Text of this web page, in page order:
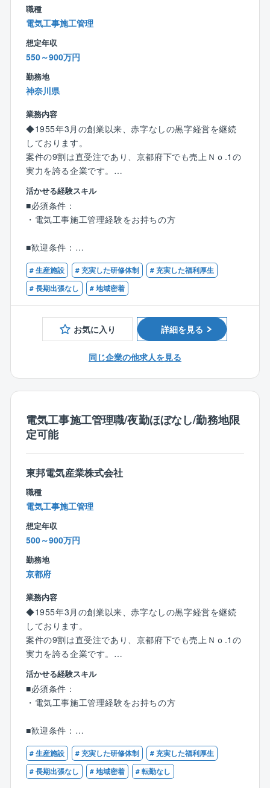
◎非常用発電機工事
◎コージェネレーション設備工事
【働き方について】
◎出張は近隣エリアに行くことはありますが、現状出
張している人の方が少ないです。
ョンを設けるなど、施工管理の負担を減らすための施
策を積極的に取り入れています。
職種
電気工事施工管理
想定年収
550～900万円
勤務地
神奈川県
業務内容
◆1955年3月の創業以来、赤字なしの黒字経営を継続
しております。
案件の9割は直受注であり、京都府下でも売上Ｎｏ.1の
実力を誇る企業です。
【業務内容】
同社と長年お取引のある大手メーカー様の工場にて、
小規模～大規模の施工管理（電気）業務をお任せしま
【業務詳細】
配属当初は先輩社員につきながら業務を学んでいただ
き、その後に下記の業務を徐々にお任せしていきま
す。
■建物内部での業務
・高圧幹線工事
・生産設備のための電気工事
・照明工事・放送設備工事・自動火災報知設備
・ネットワーク工事・セキュリティ工事など
・受電設備工事
・変電設備工事
・再生可能エネルギー設備工事など
【働き方について】
張している人の方が少ないです。
・残業時間を減らすために建設ディレクターのポジシ
ョンを設けるなど、施工管理の負担を減らすための施
策を積極的に取り入れています。
【定年制度について】
選択定年制65歳
60歳～65歳の間で定年のご年齢を選択できます。
また、働く意欲がある方に関しては、相談のうえ65歳
を超えてもご就業いただいている方もいらっしゃいま
す。
同社には、現在70代でご活躍されている方もいます。
活かせる経験スキル
■必須条件：
・電気工事施工管理経験をお持ちの方
■歓迎条件：
・第一種・第二種電気工事士の有資格者
・電気工事施工管理技士１級もしくは２級の有資格者
# 生産施設 # 充実した研修体制
# 充実した福利厚生
# 長期出張なし
# 地域密着
お気に入り 詳細を見る
同じ企業の他求人を見る
電気工事施工管理職/夜勤ほぼなし/勤務地限
定可能
東邦電気産業株式会社
職種
電気工事施工管理
想定年収
500～900万円
勤務地
京都府
業務内容
◆1955年3月の創業以来、赤字なしの黒字経営を継続
しております。
案件の9割は直受注であり、京都府下でも売上Ｎｏ.1の
実力を誇る企業です。
【業務内容】
同社と長年お取引のある大手メーカー様の工場にて、
小規模～大規模の施工管理（電気）業務をお任せしま
【業務詳細】
配属当初は先輩社員につきながら業務を学んでいただ
き、その後に下記の業務を徐々にお任せしていきま
活かせる経験スキル
■必須条件：
・電気工事施工管理経験をお持ちの方
■歓迎条件：
・第一種・第二種電気工事士の有資格者
・電気工事施工管理技士１級もしくは２級の有資格者
# 生産施設 # 充実した研修体制
# 充実した福利厚生
# 長期出張なし
# 地域密着 # 転勤なし